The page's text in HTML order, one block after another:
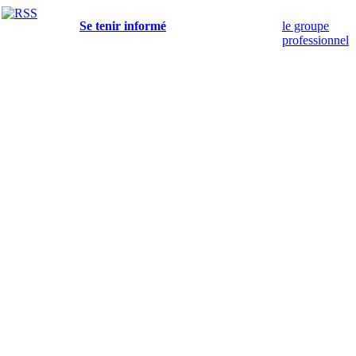
le groupe
professionnel
Se tenir informé